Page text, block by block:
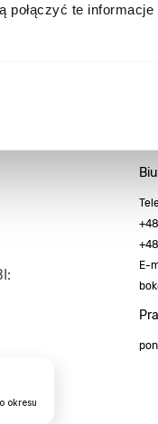
połączyć te
okresu
E-